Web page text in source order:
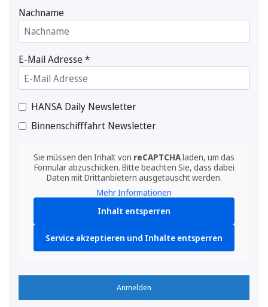
Nachname
E-Mail Adresse*
HANSA Daily Newsletter
Binnenschifffahrt Newsletter
Sie müssen den Inhalt von reCAPTCHAladen, um das
Formular abzuschicken. Bitte beachten Sie, dass dabei
Daten mit Drittanbietern ausgetauscht werden.
Mehr Informationen
Inhalt entsperren
Service akzeptieren und Inhalte entsperren
Anmelden